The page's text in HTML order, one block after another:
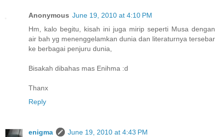
Anonymous June 19, 2010 at 4:10 PM
Hm, kalo begitu, kisah ini juga mirip seperti Musa dengan
air bah yg menenggelamkan dunia dan literaturnya tersebar
ke berbagai penjuru dunia,
Bisakah dibahas mas Enihma :d
Thanx
Reply
enigma
June 19, 2010 at 4:43 PM